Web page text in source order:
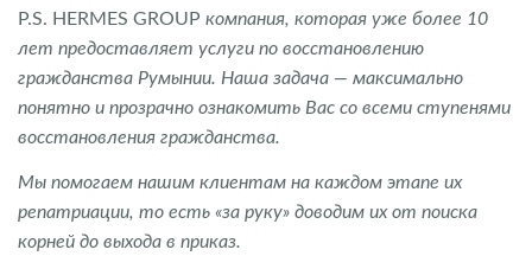
P.S. HERMES GROUP компания, которая уже более 10
лет предоставляет услуги по восстановлению
гражданства Румынии. Наша задача — максимально
понятно и прозрачно ознакомить Вас со всеми ступенями
восстановления гражданства.
Мы помогаем нашим клиентам на каждом этапе их
репатриации, то есть «за руку» доводим их от поиска
корней до выхода в приказ.